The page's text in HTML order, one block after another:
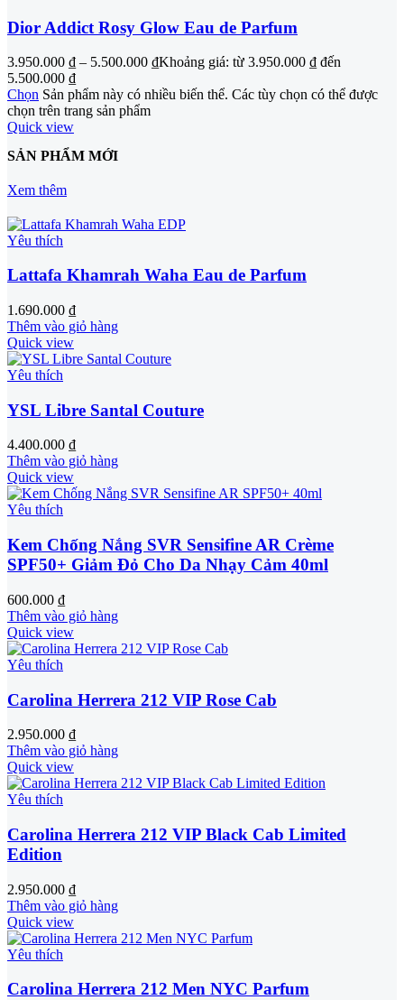
Dior Addict Rosy Glow Eau de Parfum
3.950.000 ₫ – 5.500.000 ₫Khoảng giá: từ 3.950.000 ₫ đến
5.500.000 ₫
Chọn Sản phẩm này có nhiều biến thể. Các tùy chọn có thể được
chọn trên trang sản phẩm
Quick view
SẢN PHẨM MỚI
Xem thêm
Yêu thích
Lattafa Khamrah Waha Eau de Parfum
1.690.000 ₫
Thêm vào giỏ hàng
Quick view
Yêu thích
YSL Libre Santal Couture
4.400.000 ₫
Thêm vào giỏ hàng
Quick view
Yêu thích
Kem Chống Nắng SVR Sensifine AR Crème
SPF50+ Giảm Đỏ Cho Da Nhạy Cảm 40ml
600.000 ₫
Thêm vào giỏ hàng
Quick view
Yêu thích
Carolina Herrera 212 VIP Rose Cab
2.950.000 ₫
Thêm vào giỏ hàng
Quick view
Yêu thích
Carolina Herrera 212 VIP Black Cab Limited
Edition
2.950.000 ₫
Thêm vào giỏ hàng
Quick view
Yêu thích
Carolina Herrera 212 Men NYC Parfum